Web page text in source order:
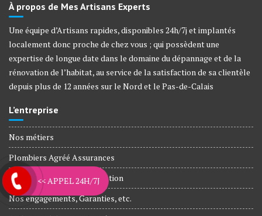
À propos de Mes Artisans Experts
Une équipe d’Artisans rapides, disponibles 24h/7j et implantés
localement donc proche de chez vous ; qui possèdent une
expertise de longue date dans le domaine du dépannage et de la
rénovation de l’habitat, au service de la satisfaction de sa clientèle
depuis plus de 12 années sur le Nord et le Pas-de-Calais
L’entreprise
Nos métiers
Plombiers Agréé Assurances
Agences et Zone d’intervention
Nos engagements, Garanties, etc.
<< APPEL 24H/7J